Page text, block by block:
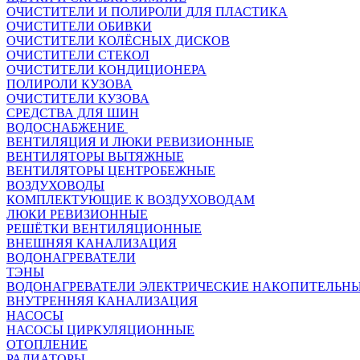
ОЧИСТИТЕЛИ И ПОЛИРОЛИ ДЛЯ ПЛАСТИКА
ОЧИСТИТЕЛИ ОБИВКИ
ОЧИСТИТЕЛИ КОЛЁСНЫХ ДИСКОВ
ОЧИСТИТЕЛИ СТЕКОЛ
ОЧИСТИТЕЛИ КОНДИЦИОНЕРА
ПОЛИРОЛИ КУЗОВА
ОЧИСТИТЕЛИ КУЗОВА
СРЕДСТВА ДЛЯ ШИН
ВОДОСНАБЖЕНИЕ
ВЕНТИЛЯЦИЯ И ЛЮКИ РЕВИЗИОННЫЕ
ВЕНТИЛЯТОРЫ ВЫТЯЖНЫЕ
ВЕНТИЛЯТОРЫ ЦЕНТРОБЕЖНЫЕ
ВОЗДУХОВОДЫ
КОМПЛЕКТУЮЩИЕ К ВОЗДУХОВОДАМ
ЛЮКИ РЕВИЗИОННЫЕ
РЕШЁТКИ ВЕНТИЛЯЦИОННЫЕ
ВНЕШНЯЯ КАНАЛИЗАЦИЯ
ВОДОНАГРЕВАТЕЛИ
ТЭНЫ
ВОДОНАГРЕВАТЕЛИ ЭЛЕКТРИЧЕСКИЕ
ВНУТРЕННЯЯ КАНАЛИЗАЦИЯ
НАСОСЫ
НАСОСЫ ЦИРКУЛЯЦИОННЫЕ
ОТОПЛЕНИЕ